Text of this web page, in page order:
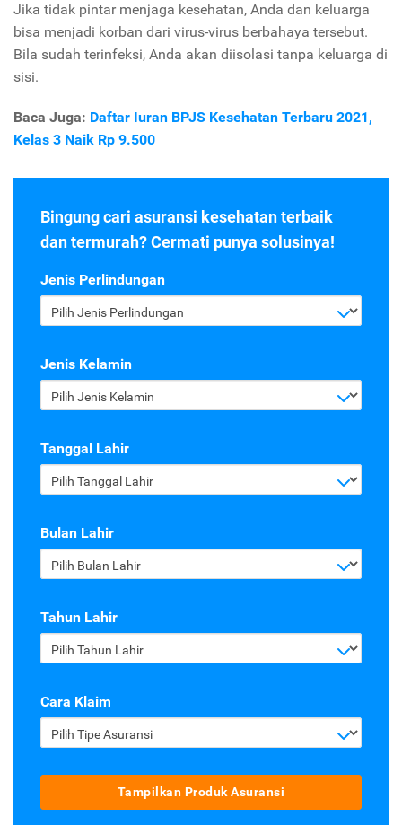
Jika tidak pintar menjaga kesehatan, Anda dan keluarga
bisa menjadi korban dari virus-virus berbahaya tersebut.
Bila sudah terinfeksi, Anda akan diisolasi tanpa keluarga di
sisi.
Baca Juga: Daftar Iuran BPJS Kesehatan Terbaru 2021,
Kelas 3 Naik Rp 9.500
Bingung cari asuransi kesehatan terbaik
dan termurah? Cermati punya solusinya!
Jenis Perlindungan
Pilih Jenis Perlindungan
Jenis Kelamin
Pilih Jenis Kelamin
Tanggal Lahir
Pilih Tanggal Lahir
Bulan Lahir
Pilih Bulan Lahir
Tahun Lahir
Pilih Tahun Lahir
Cara Klaim
Pilih Tipe Asuransi
Tampilkan Produk Asuransi